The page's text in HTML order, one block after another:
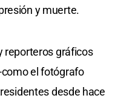
y muerte.
reporteros gráficos
como el fotógrafo
desde hace